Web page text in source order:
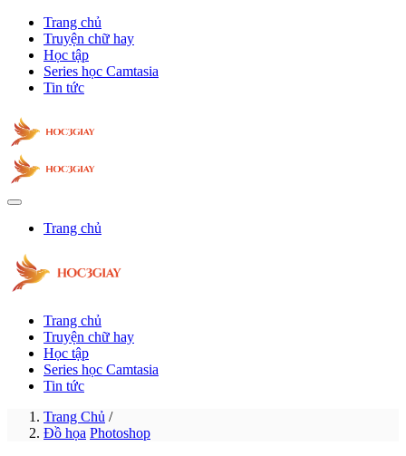
Trang chủ
Truyện chữ hay
Học tập
Series học Camtasia
Tin tức
Trang chủ
Trang chủ
Truyện chữ hay
Học tập
Series học Camtasia
Tin tức
Trang Chủ /
Đồ họa Photoshop